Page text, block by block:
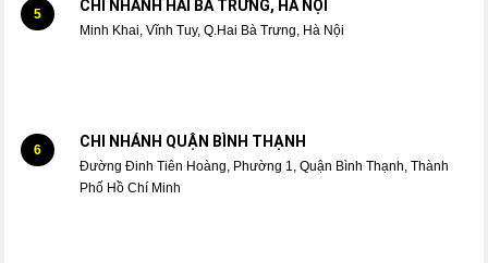
5 CHI NHÁNH HAI BÀ TRƯNG, HÀ NỘI
Minh Khai, Vĩnh Tuy, Q.Hai Bà Trưng, Hà Nội
6 CHI NHÁNH QUẬN BÌNH THẠNH
Đường Đinh Tiên Hoàng, Phường 1, Quận Bình Thạnh, Thành
Phố Hồ Chí Minh